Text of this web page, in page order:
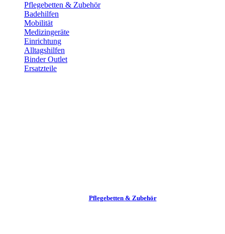
Pflege­betten & Zubehör
Badehilfen
Mobilität
Medizingeräte
Einrichtung
Alltags­hilfen
Binder Outlet
Ersatzteile
Pflege­betten & Zubehör